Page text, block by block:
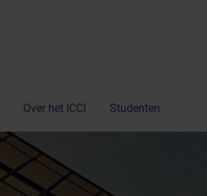
Over het ICCI Studenten